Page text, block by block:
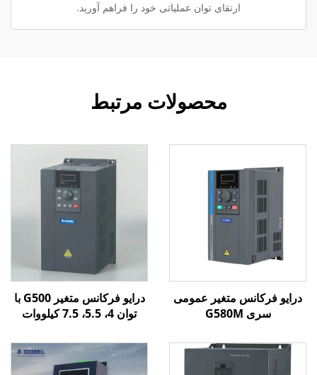
ارتقای توان عملیاتی خود را فراهم آورید.
محصولات مرتبط
درایو فرکانس متغیر عمومی
سری G580M
درایو فرکانس متغیر G500 با
توان 4، 5.5، 7.5 کیلووات